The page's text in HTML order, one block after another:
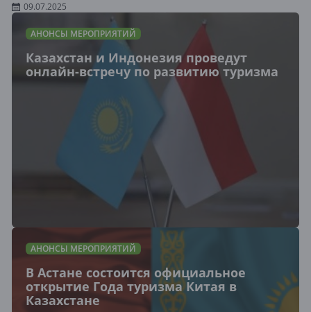
09.07.2025
АНОНСЫ МЕРОПРИЯТИЙ
Казахстан и Индонезия проведут
онлайн-встречу по развитию туризма
АНОНСЫ МЕРОПРИЯТИЙ
В Астане состоится официальное
открытие Года туризма Китая в
Казахстане